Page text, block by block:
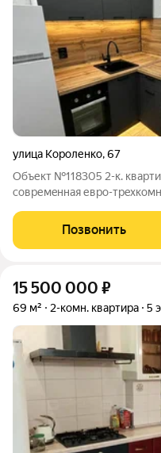
улица Короленко,67
Объект №118305 2-к.
coвpемeннaя евpo-
фopмат: куxня-гoстиная + 2
Позвонить
15 500 000 ₽
69 м² 2-комн. квартира 5